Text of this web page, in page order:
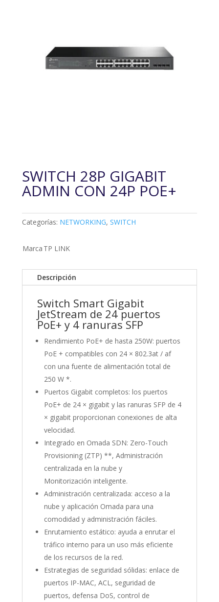
SWITCH 28P GIGABIT
ADMIN CON 24P POE+
Categorías: NETWORKING, SWITCH
Marca TP LINK
Descripción
Switch Smart Gigabit
JetStream de 24 puertos
PoE+ y 4 ranuras SFP
Rendimiento PoE+ de hasta 250W: puertos
PoE + compatibles con 24 × 802.3at / af
con una fuente de alimentación total de
250 W *.
Puertos Gigabit completos: los puertos
PoE+ de 24 × gigabit y las ranuras SFP de 4
× gigabit proporcionan conexiones de alta
velocidad.
Integrado en Omada SDN: Zero-Touch
Provisioning (ZTP) **, Administración
centralizada en la nube y
Monitorización inteligente.
Administración centralizada: acceso a la
nube y aplicación Omada para una
comodidad y administración fáciles.
Enrutamiento estático: ayuda a enrutar el
tráfico interno para un uso más eficiente
de los recursos de la red.
Estrategias de seguridad sólidas: enlace de
puertos IP-MAC, ACL, seguridad de
puertos, defensa DoS, control de